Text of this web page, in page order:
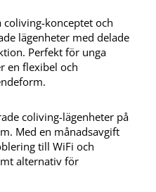
konceptet och
lägenheter med delade
Perfekt för unga
en flexibel och
coliving-lägenheter på
Med en månadsavgift
till WiFi och
alternativ för